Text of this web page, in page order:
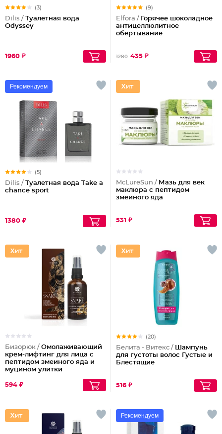
(3)
Dilis / Туалетная вода
Odyssey
1960 ₽
(9)
Elfora / Горячее шоколадное
антицеллюлитное
обертывание
1280 435 ₽
Рекомендуем
(5)
Dilis / Туалетная вода Take a
chance sport
1380 ₽
McLureSun / Мазь для век
маклюра с пептидом
змеиного яда
531 ₽
Бизорюк / Омолаживающий
крем-лифтинг для лица с
пептидом змеиного яда и
муцином улитки
594 ₽
(20)
Белита - Витекс /
Шампунь
для густоты волос Густые и
Блестящие
516 ₽
Рекомендуем